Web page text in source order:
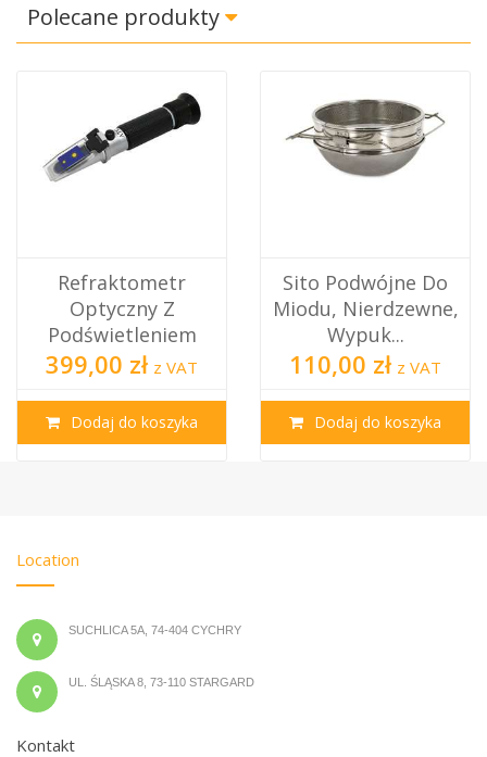
Polecane produkty
Refraktometr
Optyczny Z
Podświetleniem
399,00 zł z VAT
Dodaj do koszyka
Sito Podwójne Do
Miodu, Nierdzewne,
Wypuk...
110,00 zł z VAT
Dodaj do koszyka
Location
SUCHLICA 5A, 74-404 CYCHRY
UL. ŚLĄSKA 8, 73-110 STARGARD
Kontakt